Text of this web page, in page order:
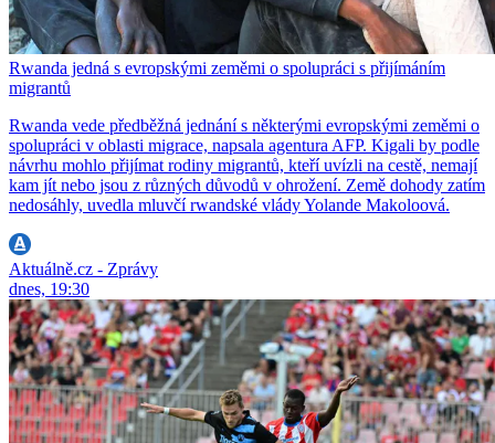
Rwanda jedná s evropskými zeměmi o spolupráci s přijímáním
migrantů
Rwanda vede předběžná jednání s některými evropskými zeměmi o
spolupráci v oblasti migrace, napsala agentura AFP. Kigali by podle
návrhu mohlo přijímat rodiny migrantů, kteří uvízli na cestě, nemají
kam jít nebo jsou z různých důvodů v ohrožení. Země dohody zatím
nedosáhly, uvedla mluvčí rwandské vlády Yolande Makoloová.
Aktuálně.cz - Zprávy
dnes, 19:30